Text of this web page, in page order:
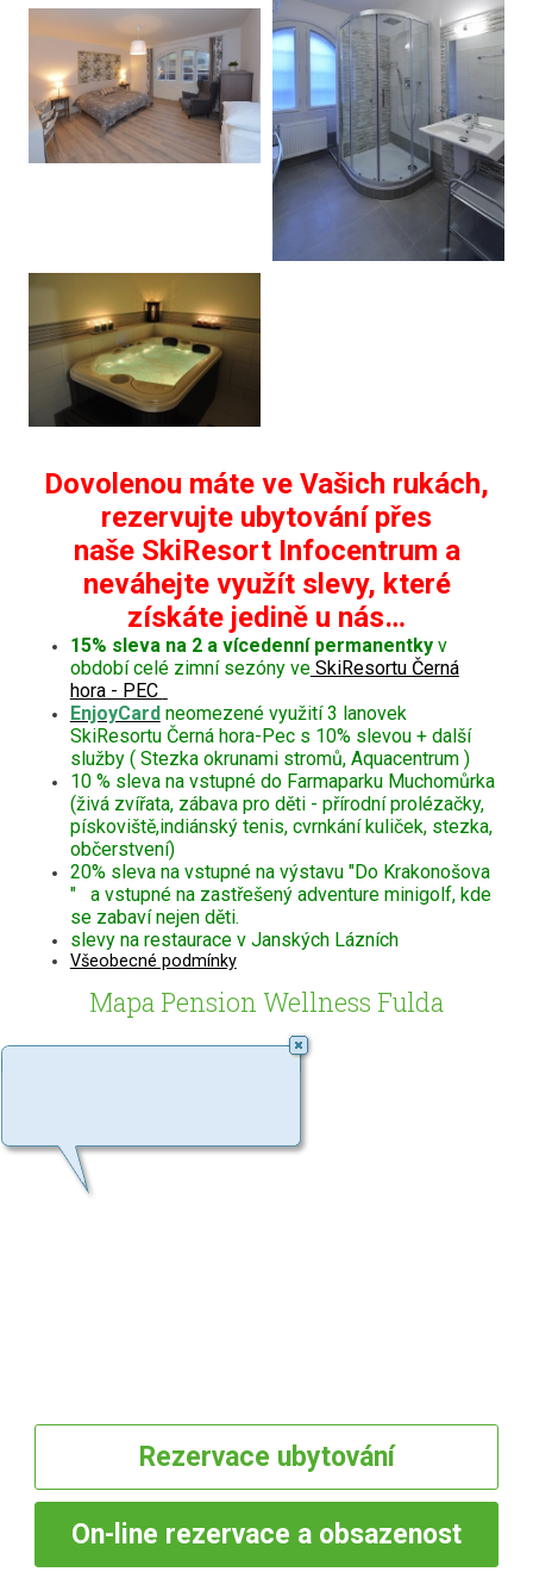
Dovolenou máte ve Vašich rukách,
rezervujte ubytování přes
naše SkiResort Infocentrum a
neváhejte využít slevy, které
získáte jedině u nás…
15% sleva na 2 a vícedenní permanentkyv
období celé zimní sezóny veSkiResortu Černá
hora - PEC
EnjoyCard neomezené využití 3 lanovek
SkiResortu Černá hora-Pec s 10% slevou + další
služby ( Stezka okrunami stromů, Aquacentrum )
10 % sleva na vstupné do Farmaparku Muchomůrka
(živá zvířata, zábava pro děti - přírodní prolézačky,
pískoviště,indiánský tenis, cvrnkání kuliček, stezka,
občerstvení)
20% sleva na vstupné na výstavu "Do Krakonošova
" a vstupné na zastřešený adventure minigolf, kde
se zabaví nejen děti.
slevy na restaurace v Janských Lázních
Všeobecné podmínky
Mapa Pension Wellness Fulda
Rezervace ubytování
On-line rezervace a obsazenost